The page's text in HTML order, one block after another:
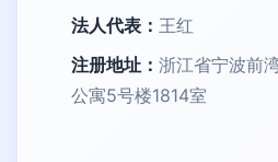
法人代表： 王红
注册地址： 浙江省宁波前
公寓5号楼1814室